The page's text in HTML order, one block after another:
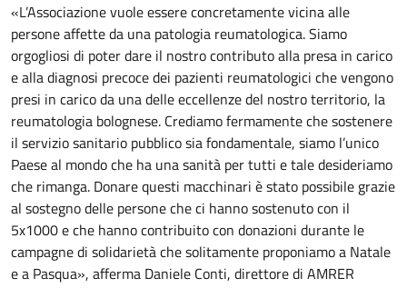
«L’Associazione vuole essere concretamente vicina alle
persone affette da una patologia reumatologica. Siamo
orgogliosi di poter dare il nostro contributo alla presa in carico
e alla diagnosi precoce dei pazienti reumatologici che vengono
presi in carico da una delle eccellenze del nostro territorio, la
reumatologia bolognese. Crediamo fermamente che sostenere
il servizio sanitario pubblico sia fondamentale, siamo l’unico
Paese al mondo che ha una sanità per tutti e tale desideriamo
che rimanga. Donare questi macchinari è stato possibile grazie
al sostegno delle persone che ci hanno sostenuto con il
5x1000 e che hanno contribuito con donazioni durante le
campagne di solidarietà che solitamente proponiamo a Natale
e a Pasqua», afferma Daniele Conti, direttore di AMRER